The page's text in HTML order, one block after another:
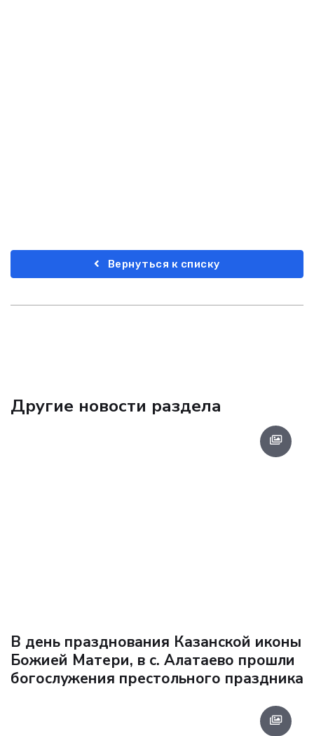
Вернуться к списку
Другие новости раздела
В день празднования Казанской иконы
Божией Матери, в с. Алатаево прошли
богослужения престольного праздника